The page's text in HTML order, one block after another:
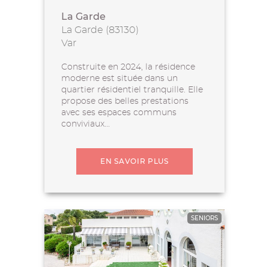
La Garde
La Garde (83130)
Var
Construite en 2024, la résidence
moderne est située dans un
quartier résidentiel tranquille. Elle
propose des belles prestations
avec ses espaces communs
conviviaux...
EN SAVOIR PLUS
SENIORS